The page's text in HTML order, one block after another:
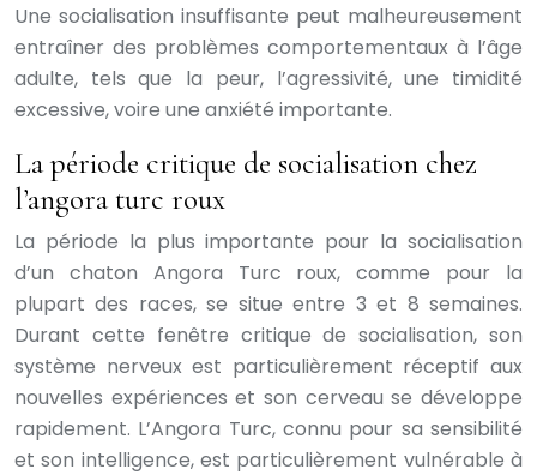
Une socialisation insuffisante peut malheureusement
entraîner des problèmes comportementaux à l’âge
adulte, tels que la peur, l’agressivité, une timidité
excessive, voire une anxiété importante.
La période critique de socialisation chez
l’angora turc roux
La période la plus importante pour la socialisation
d’un chaton Angora Turc roux, comme pour la
plupart des races, se situe entre 3 et 8 semaines.
Durant cette fenêtre critique de socialisation, son
système nerveux est particulièrement réceptif aux
nouvelles expériences et son cerveau se développe
rapidement. L’Angora Turc, connu pour sa sensibilité
et son intelligence, est particulièrement vulnérable à